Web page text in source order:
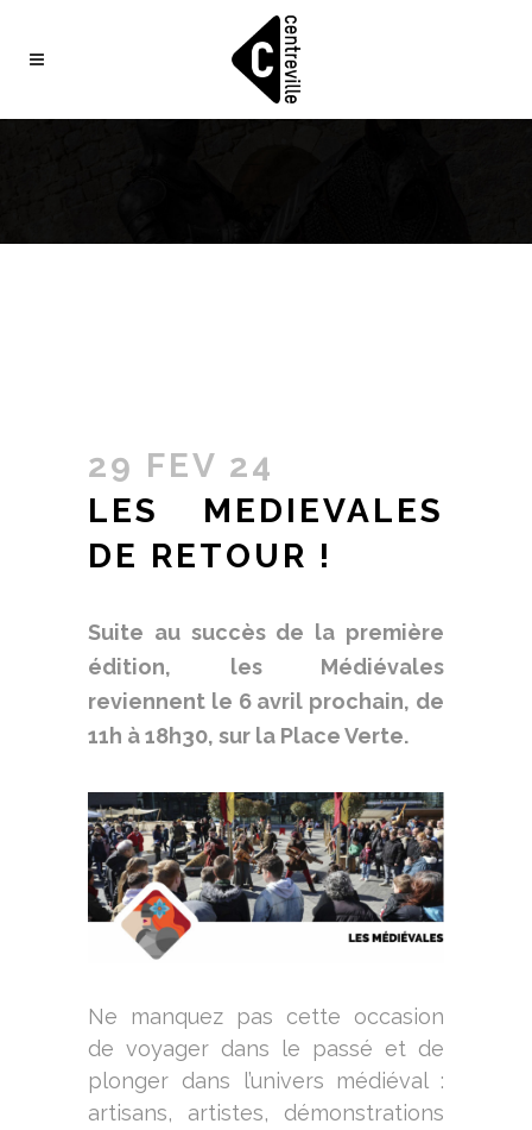
29 FEV 24
LES MEDIEVALES
DE RETOUR !
Suite au succès de la première
édition, les Médiévales
reviennent le 6 avril prochain, de
11h à 18h30, sur la Place Verte.
Ne manquez pas cette occasion
de voyager dans le passé et de
plonger dans l’univers médiéval :
artisans, artistes, démonstrations